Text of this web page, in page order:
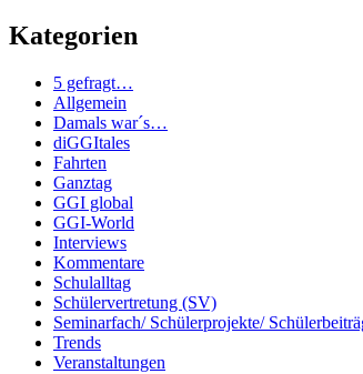
Kategorien
5 gefragt…
Allgemein
Damals war´s…
diGGItales
Fahrten
Ganztag
GGI global
GGI-World
Interviews
Kommentare
Schulalltag
Schülervertretung (SV)
Seminarfach/ Schülerprojekte/
Trends
Veranstaltungen